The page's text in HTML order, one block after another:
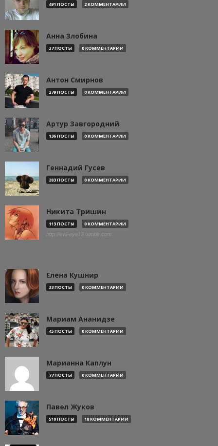
491 ПОСТЫ 2 КОММЕНТАРИИ
Анна Злобина
37 ПОСТЫ 0 КОММЕНТАРИИ
Антон Смирнов
279 ПОСТЫ 0 КОММЕНТАРИИ
Артур Завгородний
136 ПОСТЫ 0 КОММЕНТАРИИ
Геннадий Гусев
283 ПОСТЫ 0 КОММЕНТАРИИ
Никита Тришин
113 ПОСТЫ 0 КОММЕНТАРИИ
http://evil-eye13.tumblr.com
Елена Кушнир
33 ПОСТЫ 0 КОММЕНТАРИИ
Мариам Ананидзе
45 ПОСТЫ 0 КОММЕНТАРИИ
Марианна Каплун
77 ПОСТЫ 0 КОММЕНТАРИИ
Павел Жуков
510 ПОСТЫ 18 КОММЕНТАРИИ